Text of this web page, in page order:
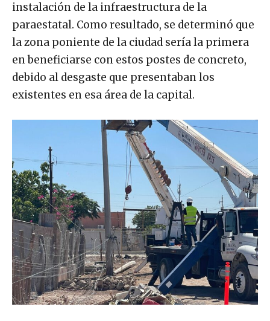
instalación de la infraestructura de la
paraestatal. Como resultado, se determinó que
la zona poniente de la ciudad sería la primera
en beneficiarse con estos postes de concreto,
debido al desgaste que presentaban los
existentes en esa área de la capital.